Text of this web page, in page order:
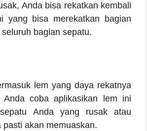
Anda bisa rekatkan kembali
yang bisa merekatkan bagian
bagian sepatu.
lem yang daya rekatnya
Anda coba aplikasikan lem ini
Anda yang rusak atau
pasti akan memuaskan.